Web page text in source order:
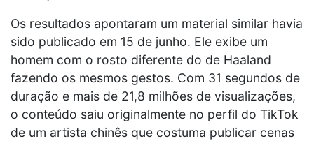
Os resultados apontaram um material similar havia
sido publicado em 15 de junho. Ele exibe um
homem com o rosto diferente do de Haaland
fazendo os mesmos gestos. Com 31 segundos de
duração e mais de 21,8 milhões de visualizações,
o conteúdo saiu originalmente no perfil do TikTok
de um artista chinês que costuma publicar cenas